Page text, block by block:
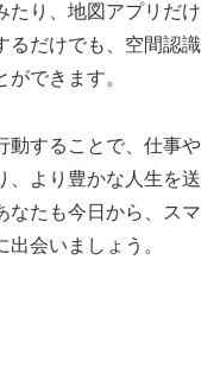
たり、地図アプリだけ
るだけでも、空間認識
できます。
動することで、仕事や
、より豊かな人生を送
なたも今日から、スマ
会いましょう。